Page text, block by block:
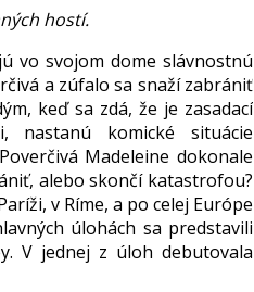
hostí.
vo svojom dome slávnostnú
a zúfalo sa snaží zabrániť
keď sa zdá, že je zasadací
nastanú komické situácie
Madeleine dokonale
alebo skončí katastrofou?
v Ríme, a po celej Európe
úlohách sa predstavili
V jednej z úloh debutovala